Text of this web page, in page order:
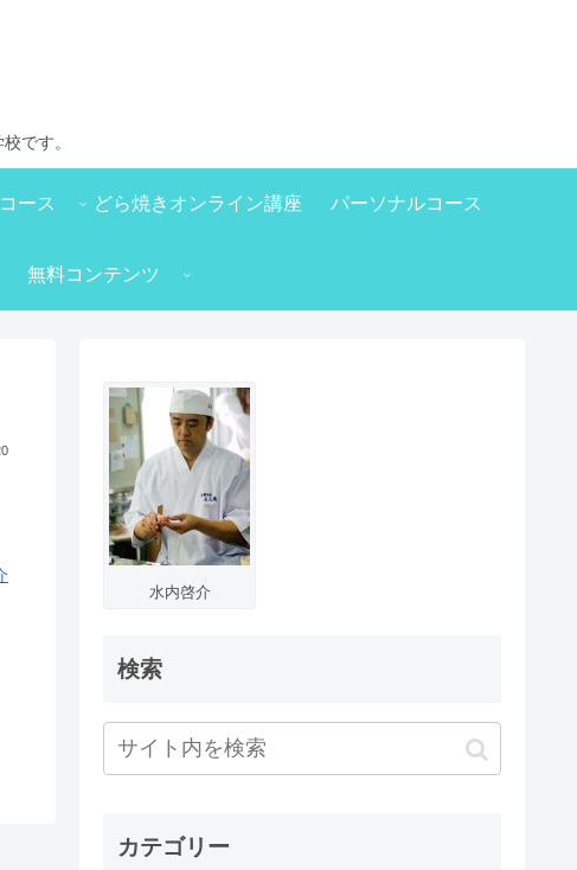
です。
ース どら焼きオンライン講座 パーソナルコース
無料コンテンツ
水内啓介
検索
カテゴリー